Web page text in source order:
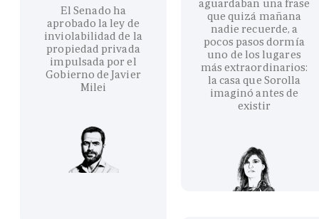
El Senado ha
aprobado la ley de
inviolabilidad de la
propiedad privada
impulsada por el
Gobierno de Javier
Milei
aguardaban una frase
que quizá mañana
nadie recuerde, a
pocos pasos dormía
uno de los lugares
más extraordinarios:
la casa que Sorolla
imaginó antes de
existir